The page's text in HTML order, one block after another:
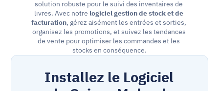
solution robuste pour le suivi des inventaires de
livres. Avec notre logiciel gestion de stock et de
facturation, gérez aisément les entrées et sorties,
organisez les promotions, et suivez les tendances
de vente pour optimiser les commandes et les
stocks en conséquence.
Installez le Logiciel